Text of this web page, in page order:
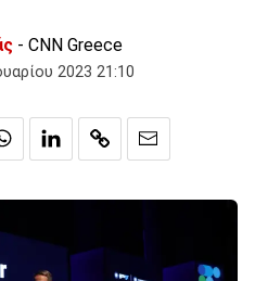
- CNN Greece
2023 21:10